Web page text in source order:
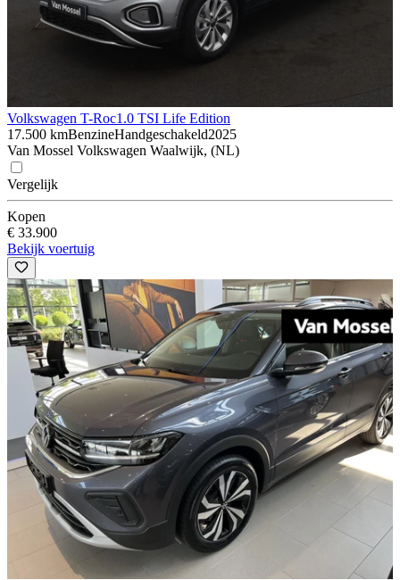
Volkswagen T-Roc1.0 TSI Life Edition
17.500 kmBenzineHandgeschakeld2025
Van Mossel Volkswagen Waalwijk, (NL)
Vergelijk
Kopen
€ 33.900
Bekijk voertuig